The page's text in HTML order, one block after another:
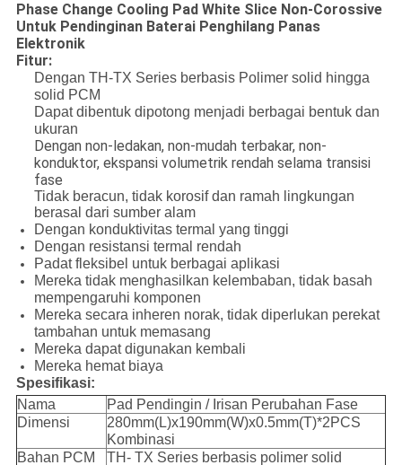
Phase Change Cooling Pad White Slice Non-Corossive
Untuk Pendinginan Baterai Penghilang Panas
Elektronik
Fitur:
Dengan TH-TX Series berbasis Polimer solid hingga
solid PCM
Dapat dibentuk dipotong menjadi berbagai bentuk dan
ukuran
Dengan non-ledakan, non-mudah terbakar, non-
konduktor, ekspansi volumetrik rendah selama transisi
fase
Tidak beracun, tidak korosif dan ramah lingkungan
berasal dari sumber alam
Dengan konduktivitas termal yang tinggi
Dengan resistansi termal rendah
Padat fleksibel untuk berbagai aplikasi
Mereka tidak menghasilkan kelembaban, tidak basah
mempengaruhi komponen
Mereka secara inheren norak, tidak diperlukan perekat
tambahan untuk memasang
Mereka dapat digunakan kembali
Mereka hemat biaya
Spesifikasi:
Nama
Pad Pendingin / Irisan Perubahan Fase
Dimensi
280mm(L)x190mm(W)x0.5mm(T)*2PCS
Kombinasi
Bahan PCM
TH- TX Series berbasis polimer solid